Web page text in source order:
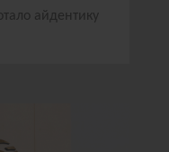
айдентику